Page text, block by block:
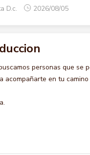
D.c. 2026/08/05
personas que se
acompañarte en tu